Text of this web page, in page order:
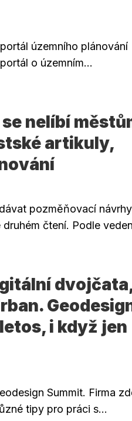
územního plánování
o územním...
nelíbí
artikuly,
pozměňovací
čtení. Podle
i když jen
Summit. Firma
tipy pro práci s...